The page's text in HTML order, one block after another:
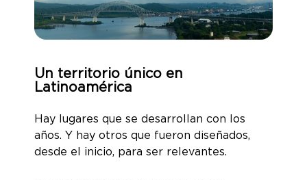
Un territorio único en
Latinoamérica
Hay lugares que se desarrollan con los
años. Y hay otros que fueron diseñados,
desde el inicio, para ser relevantes.